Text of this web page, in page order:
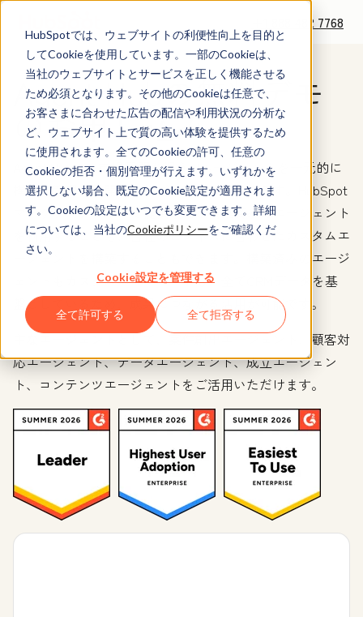
HubSpotでは、ウェブサイトの利便性向上を目的と
してCookieを使用しています。一部のCookieは、
当社のウェブサイトとサービスを正しく機能させる
ため必須となります。その他のCookieは任意で、
お客さまに合わせた広告の配信や利用状況の分析な
ど、ウェブサイト上で質の高い体験を提供するため
に使用されます。全てのCookieの許可、任意の
Cookieの拒否・個別管理が行えます。いずれかを
選択しない場合、既定のCookie設定が適用されま
す。Cookieの設定はいつでも変更できます。詳細
については、当社のCookieポリシーをご確認くだ
さい。
Cookie設定を管理する
全て許可する 全て拒否する
+1 888 482 7768
Agent Hubの無料デモ
のお申し込み
Agent Hubは、市場展開を担うAIエージェントを一元的に
構築・管理・展開できるプラットフォームです。HubSpot
マーケットプレイスで提供される構築済みのエージェント
を利用することも、自社のビジネスに合わせたカスタムエ
ージェントを構築することもできます。構築済みのエージ
ェントもカスタムエージェントも、全てCRMデータを基
盤としているため、成果につながる活用が可能です。
主なエージェントとして、案件創出エージェント、顧客対
応エージェント、データエージェント、成立エージェン
ト、コンテンツエージェントをご活用いただけます。